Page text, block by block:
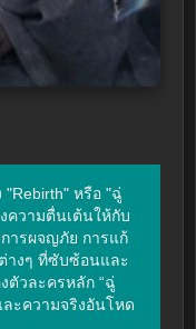
หรือ "ฉู่
ความตื่นเต้นให้กับ
การผจญภัย การแก้
างๆ ที่ซับซ้อนและ
ตัวละครหลัก “ฉู่
ะความจริงอันโหด